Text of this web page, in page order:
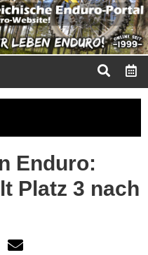
Enduro:
Platz 3 nach